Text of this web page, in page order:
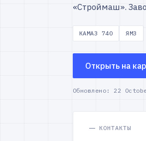
«Строймаш».
КАМАЗ 740 ЯМЗ
Открыть на
Обновлено: 22
КОНТАКТЫ